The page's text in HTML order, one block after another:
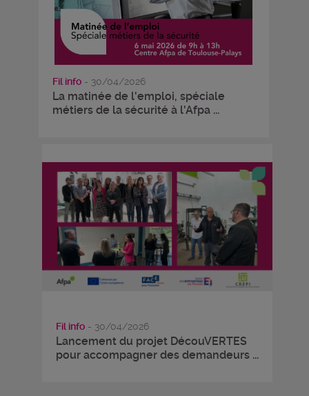
Fil info - 30/04/2026
La matinée de l'emploi, spéciale
métiers de la sécurité à l'Afpa ...
Fil info - 30/04/2026
Lancement du projet DécouVERTES
pour accompagner des demandeurs ...